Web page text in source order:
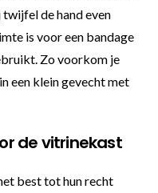
de hand even
is voor een bandage
Zo voorkom je
een klein gevecht met
de vitrinekast
best tot hun recht